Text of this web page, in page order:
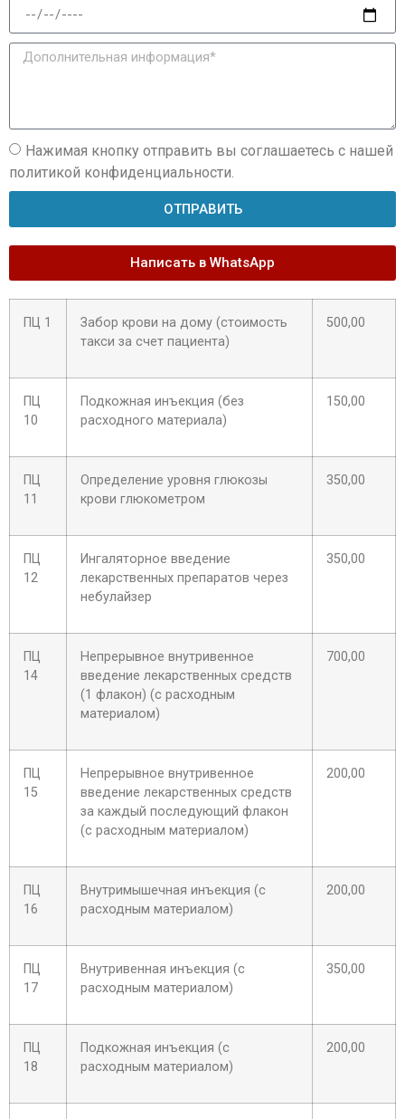
Нажимая кнопку отправить вы соглашаетесь с нашей
политикой конфиденциальности.
ОТПРАВИТЬ
Написать в WhatsApp
ПЦ 1
Забор крови на дому (стоимость
такси за счет пациента)
500,00
ПЦ
10
Подкожная инъекция (без
расходного материала)
150,00
ПЦ
11
Определение уровня глюкозы
крови глюкометром
350,00
ПЦ
12
Ингаляторное введение
лекарственных препаратов через
небулайзер
350,00
ПЦ
14
Непрерывное внутривенное
введение лекарственных средств
(1 флакон) (с расходным
материалом)
700,00
ПЦ
15
Непрерывное внутривенное
введение лекарственных средств
за каждый последующий флакон
(с расходным материалом)
200,00
ПЦ
16
Внутримышечная инъекция (с
расходным материалом)
200,00
ПЦ
17
Внутривенная инъекция (с
расходным материалом)
350,00
ПЦ
18
Подкожная инъекция (с
расходным материалом)
200,00